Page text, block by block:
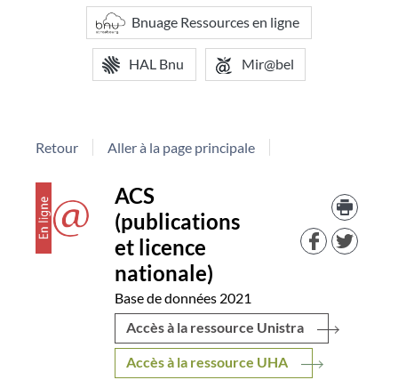
Bnuage Ressources en ligne
HAL Bnu Mir@bel
Retour Aller à la page principale
Détail
document
ACS
(publications
et licence
nationale)
Base de données 2021
Accès à la ressource Unistra
Accès à la ressource UHA